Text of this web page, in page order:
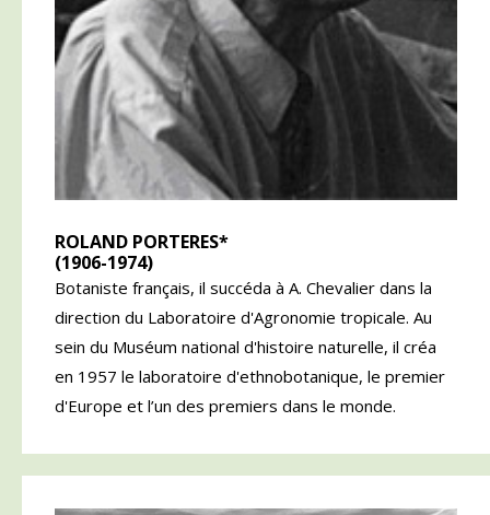
ROLAND PORTERES*
(1906-1974)
Botaniste français, il succéda à A. Chevalier dans la
direction du Laboratoire d'Agronomie tropicale. Au
sein du Muséum national d'histoire naturelle, il créa
en 1957 le laboratoire d'ethnobotanique, le premier
d'Europe et l’un des premiers dans le monde.